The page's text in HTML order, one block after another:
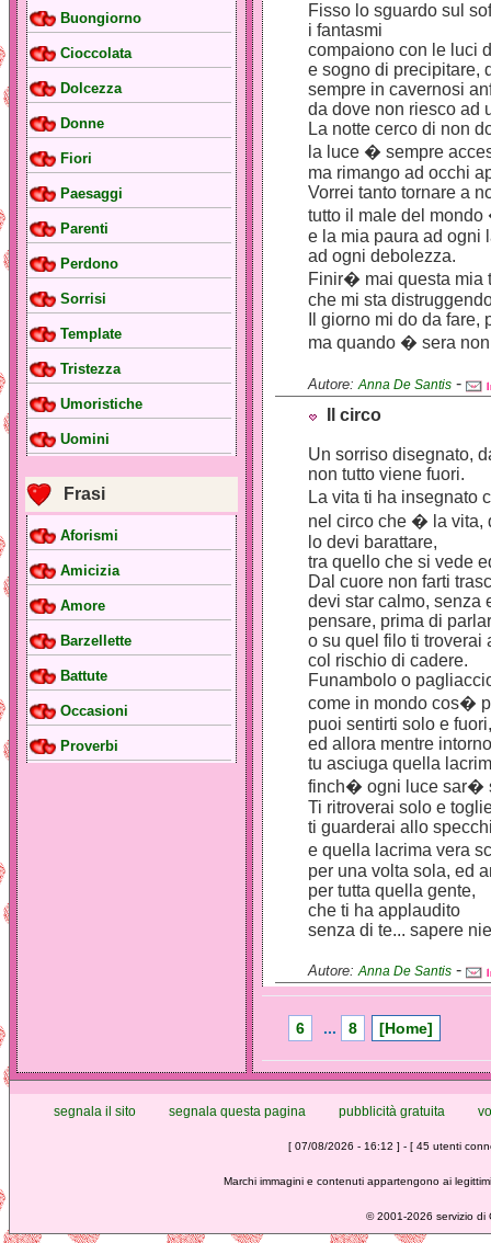
Buongiorno
Cioccolata
Dolcezza
Donne
Fiori
Paesaggi
Parenti
Perdono
Sorrisi
Template
Tristezza
Umoristiche
Uomini
Frasi
Aforismi
Amicizia
Amore
Barzellette
Battute
Occasioni
Proverbi
Fisso lo sguardo sul
i fantasmi
compaiono con le luci
e sogno di precipitare,
sempre in cavernosi
da dove non riesco ad
La notte cerco di non
la luce � sempre
ma rimango ad occhi
Vorrei tanto tornare a
tutto il male del
e la mia paura ad ogni
ad ogni debolezza.
Finir� mai questa mia
che mi sta
Il giorno mi do da fare,
ma quando � sera
Autore:Anna De Santis -
Il circo
Un sorriso disegnato,
non tutto viene fuori.
La vita ti ha insegnato
nel circo che � la vita,
lo devi barattare,
tra quello che si vede
Dal cuore non farti
devi star calmo, senza
pensare, prima di
o su quel filo ti troverai
col rischio di cadere.
Funambolo o
come in mondo cos�
puoi sentirti solo e fuori,
ed allora mentre
tu asciuga quella
finch� ogni luce sar�
Ti ritroverai solo e
ti guarderai allo
e quella lacrima vera
per una volta sola, ed
per tutta quella gente,
che ti ha applaudito
senza di te... sapere
Autore:Anna De Santis -
6 ... 8 [Home]
segnala il sito segnala questa pagina pubblicità gratuita
[ 07/08/2026 - 16:12 ] - [ 45 utenti
Marchi immagini e contenuti appartengono ai
©2001-2026 servizio di